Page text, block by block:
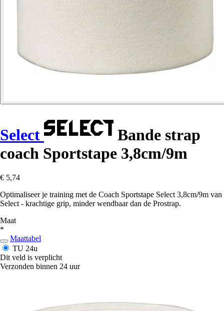
Select
Bande strap
coach Sportstape 3,8cm/9m
€ 5,74
Optimaliseer je training met de Coach Sportstape Select 3,8cm/9m van
Select - krachtige grip, minder wendbaar dan de Prostrap.
Maat
*
Maattabel
TU 24u
Dit veld is verplicht
Verzonden binnen 24 uur